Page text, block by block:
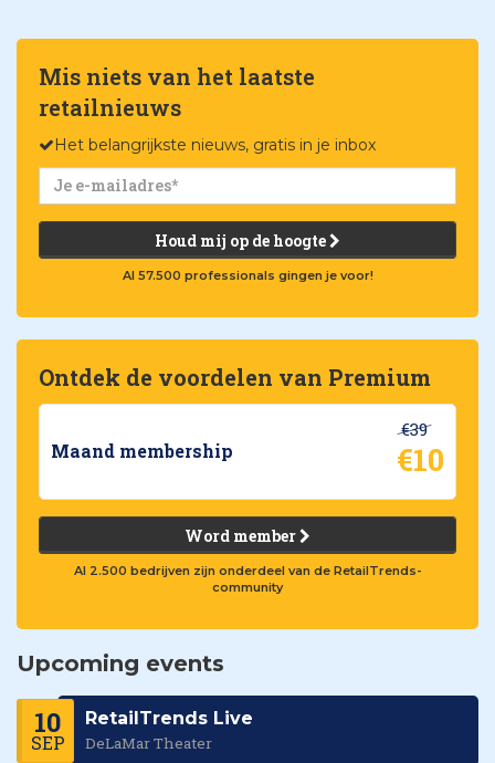
Mis niets van het laatste
retailnieuws
Het belangrijkste nieuws, gratis in je inbox
Houd mij op de hoogte
Al 57.500 professionals gingen je voor!
Ontdek de voordelen van Premium
Maand membership
€39
€10
Word member
Al 2.500 bedrijven zijn onderdeel van de RetailTrends-
community
Upcoming events
10
SEP
RetailTrends Live
DeLaMar Theater